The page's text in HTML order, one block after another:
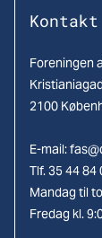
Kontakt
Foreningen
2100
E-mail:
Tlf. 35 44 84
Mandag til
Fredag kl.